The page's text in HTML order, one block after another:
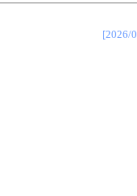
[2026/